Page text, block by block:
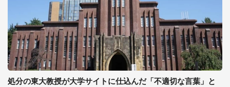
処分の東大教授が大学サイトに仕込んだ「不適切な言葉」と